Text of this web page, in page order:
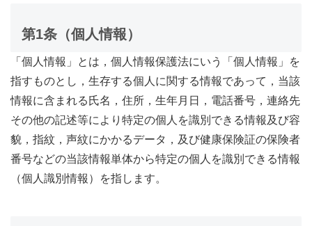
第1条（個人情報）
「個人情報」とは，個人情報保護法にいう「個人情報」を
指すものとし，生存する個人に関する情報であって，当該
情報に含まれる氏名，住所，生年月日，電話番号，連絡先
その他の記述等により特定の個人を識別できる情報及び容
貌，指紋，声紋にかかるデータ，及び健康保険証の保険者
番号などの当該情報単体から特定の個人を識別できる情報
（個人識別情報）を指します。